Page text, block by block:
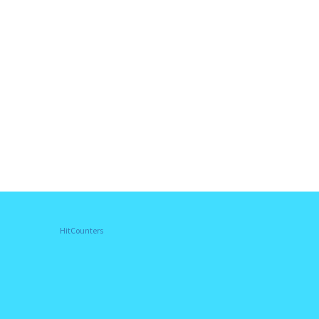
HitCounters